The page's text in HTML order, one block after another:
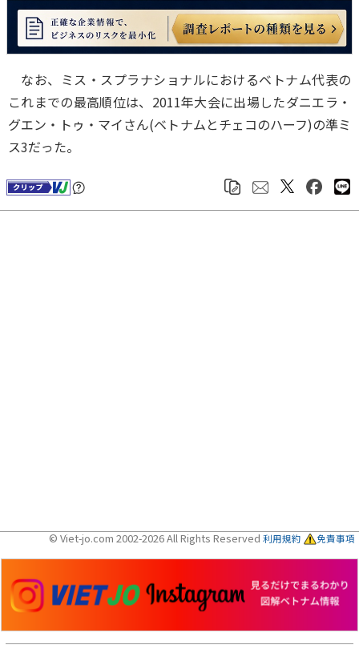
なお、ミス・スプラナショナルにおけるベトナム代表の
これまでの最高順位は、2011年大会に出場したダニエラ・
グエン・トゥ・マイさん(ベトナムとチェコのハーフ)の準ミ
ス3だった。
© Viet-jo.com 2002-2026 All Rights Reserved 利用規約 免責事項